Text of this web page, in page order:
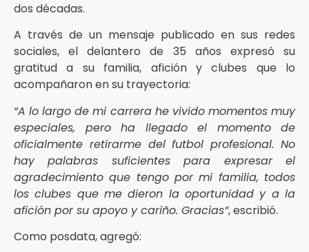
dos décadas.
A través de un mensaje publicado en sus redes
sociales, el delantero de 35 años expresó su
gratitud a su familia, afición y clubes que lo
acompañaron en su trayectoria:
“A lo largo de mi carrera he vivido momentos muy
especiales, pero ha llegado el momento de
oficialmente retirarme del futbol profesional. No
hay palabras suficientes para expresar el
agradecimiento que tengo por mi familia, todos
los clubes que me dieron la oportunidad y a la
afición por su apoyo y cariño. Gracias”, escribió.
Como posdata, agregó: